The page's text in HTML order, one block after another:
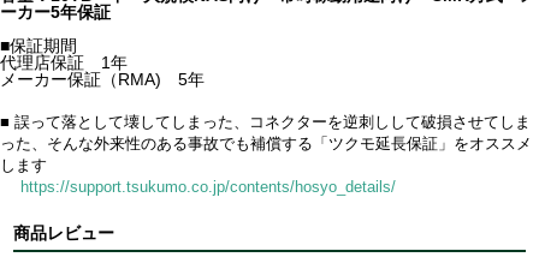
ーカー5年保証
■保証期間
代理店保証 1年
メーカー保証（RMA) 5年
■ 誤って落として壊してしまった、コネクターを逆刺しして破損させてしま
った、そんな外来性のある事故でも補償する「ツクモ延長保証」をオススメ
します
https://support.tsukumo.co.jp/contents/hosyo_details/
商品レビュー